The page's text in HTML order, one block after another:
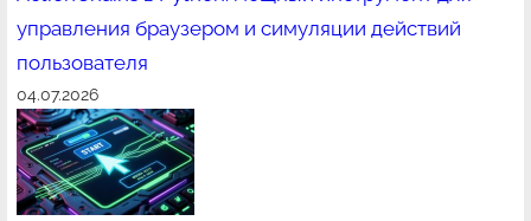
управления браузером и симуляции действий
пользователя
04.07.2026